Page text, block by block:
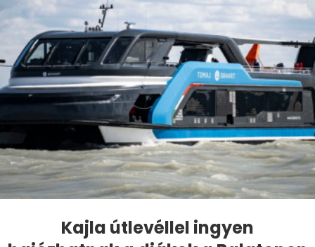
Kajla útlevéllel ingyen